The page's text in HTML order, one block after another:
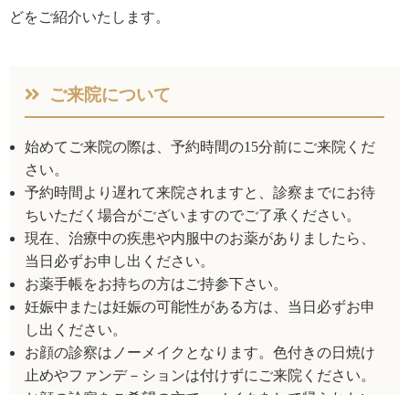
どをご紹介いたします。
ご来院について
始めてご来院の際は、予約時間の15分前にご来院くだ
さい。
予約時間より遅れて来院されますと、診察までにお待
ちいただく場合がございますのでご了承ください。
現在、治療中の疾患や内服中のお薬がありましたら、
当日必ずお申し出ください。
お薬手帳をお持ちの方はご持参下さい。
妊娠中または妊娠の可能性がある方は、当日必ずお申
し出ください。
お顔の診察はノーメイクとなります。色付きの日焼け
止めやファンデ－ションは付けずにご来院ください。